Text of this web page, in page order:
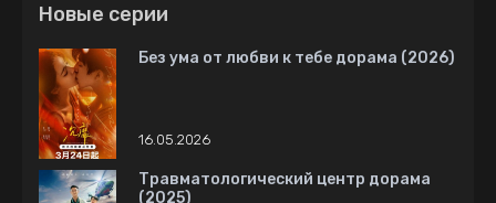
Новые серии
Без ума от любви к тебе дорама (2026)
16.05.2026
Травматологический центр дорама
(2025)